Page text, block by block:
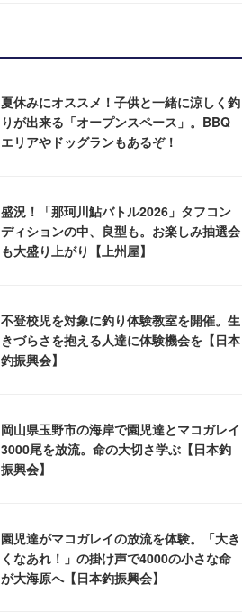
夏休みにオススメ！子供と一緒に涼しく釣
りが出来る「オープンスペース」。BBQ
エリアやドッグランもあるぞ！
盛況！「那珂川鮎バトル2026」タフコン
ディションの中、良型も。お楽しみ抽選会
も大盛り上がり【上州屋】
不登校児を対象に釣り体験教室を開催。生
きづらさを抱える人達に体験機会を【日本
釣振興会】
岡山県玉野市の海岸で園児達とマコガレイ
3000尾を放流。命の大切さ学ぶ【日本釣
振興会】
園児達がマコガレイの放流を体験。「大き
くなあれ！」の掛け声で4000の小さな命
が大海原へ【日本釣振興会】